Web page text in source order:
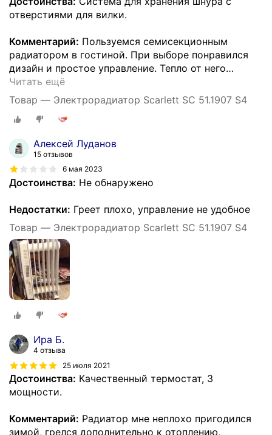
отверстиями для вилки.
Комментарий: Пользуемся семисекционным
радиатором в гостиной. При выборе понравился
дизайн и простое управление. Тепло от него…
Читать ещё
Товар — Электрорадиатор Scarlett SC 51.1907 S4
Алексей Луданов
15 отзывов
6 мая 2023
Достоинства: Не обнаружено
Недостатки: Греет плохо, управление не удобное
Товар — Электрорадиатор Scarlett SC 51.1907 S4
Ира Б.
4 отзыва
25 июля 2021
Достоинства: Качественный термостат, 3
мощности.
Комментарий: Радиатор мне неплохо пригодился
зимой, грелся дополнительно к отоплению,